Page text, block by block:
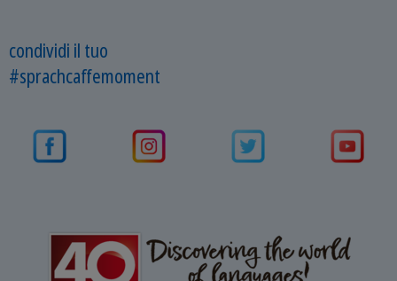
condividi il tuo
#sprachcaffemoment